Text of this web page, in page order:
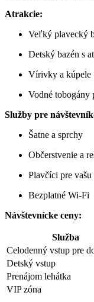
Atrakcie:
Veľký plavecký
Detský bazén s
Vírivky a kúpele
Vodné tobogány
Služby pre
Šatne a sprchy
Občerstvenie a
Plavčíci pre
Bezplatné Wi-Fi
Návštevnícke ceny:
Služba
Celodenný vstup pre
Detský vstup
Prenájom lehátka
VIP zóna